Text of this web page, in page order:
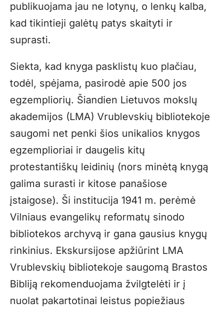
publikuojama jau ne lotynų, o lenkų kalba,
kad tikintieji galėtų patys skaityti ir
suprasti.
Siekta, kad knyga pasklistų kuo plačiau,
todėl, spėjama, pasirodė apie 500 jos
egzempliorių. Šiandien Lietuvos mokslų
akademijos (LMA) Vrublevskių bibliotekoje
saugomi net penki šios unikalios knygos
egzemplioriai ir daugelis kitų
protestantiškų leidinių (nors minėtą knygą
galima surasti ir kitose panašiose
įstaigose). Ši institucija 1941 m. perėmė
Vilniaus evangelikų reformatų sinodo
bibliotekos archyvą ir gana gausius knygų
rinkinius. Ekskursijose apžiūrint LMA
Vrublevskių bibliotekoje saugomą Brastos
Bibliją rekomenduojama žvilgtelėti ir į
nuolat pakartotinai leistus popiežiaus